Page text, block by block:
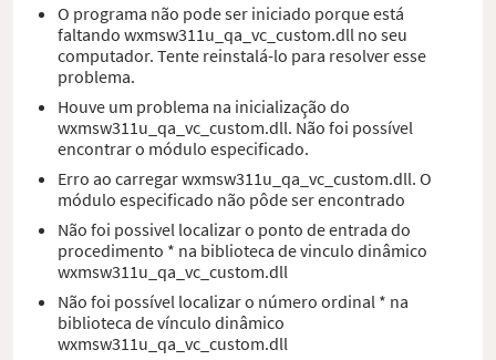
O programa não pode ser iniciado porque está
faltando wxmsw311u_qa_vc_custom.dll no seu
computador. Tente reinstalá-lo para resolver esse
problema.
Houve um problema na inicialização do
wxmsw311u_qa_vc_custom.dll. Não foi possível
encontrar o módulo especificado.
Erro ao carregar wxmsw311u_qa_vc_custom.dll. O
módulo especificado não pôde ser encontrado
Não foi possivel localizar o ponto de entrada do
procedimento * na biblioteca de vinculo dinâmico
wxmsw311u_qa_vc_custom.dll
Não foi possível localizar o número ordinal * na
biblioteca de vínculo dinâmico
wxmsw311u_qa_vc_custom.dll